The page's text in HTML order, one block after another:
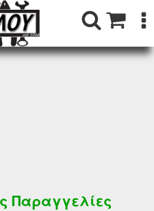
Παραγγελίες